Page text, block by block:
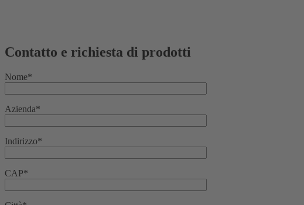
Contatto e richiesta di prodotti
Nome*
Azienda*
Indirizzo*
CAP*